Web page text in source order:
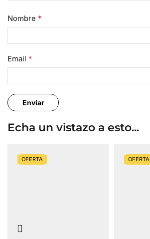
Nombre *
Email *
Echa un vistazo a esto...
OFERTA OFERTA